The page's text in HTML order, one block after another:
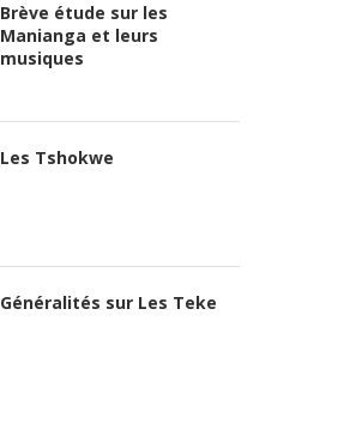
Brève étude sur les
Manianga et leurs
musiques
Les Tshokwe
Généralités sur Les Teke